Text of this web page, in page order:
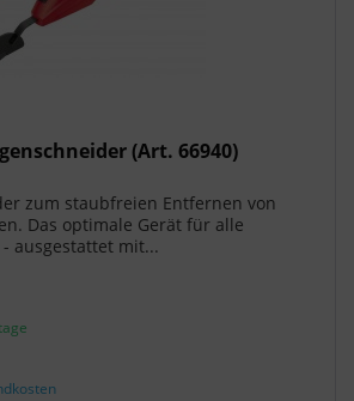
(Art. 66940)
zum staubfreien Entfernen von
Das optimale Gerät für alle
ausgestattet mit...